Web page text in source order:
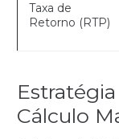
Taxa de
Retorno (RTP)
Cálculo